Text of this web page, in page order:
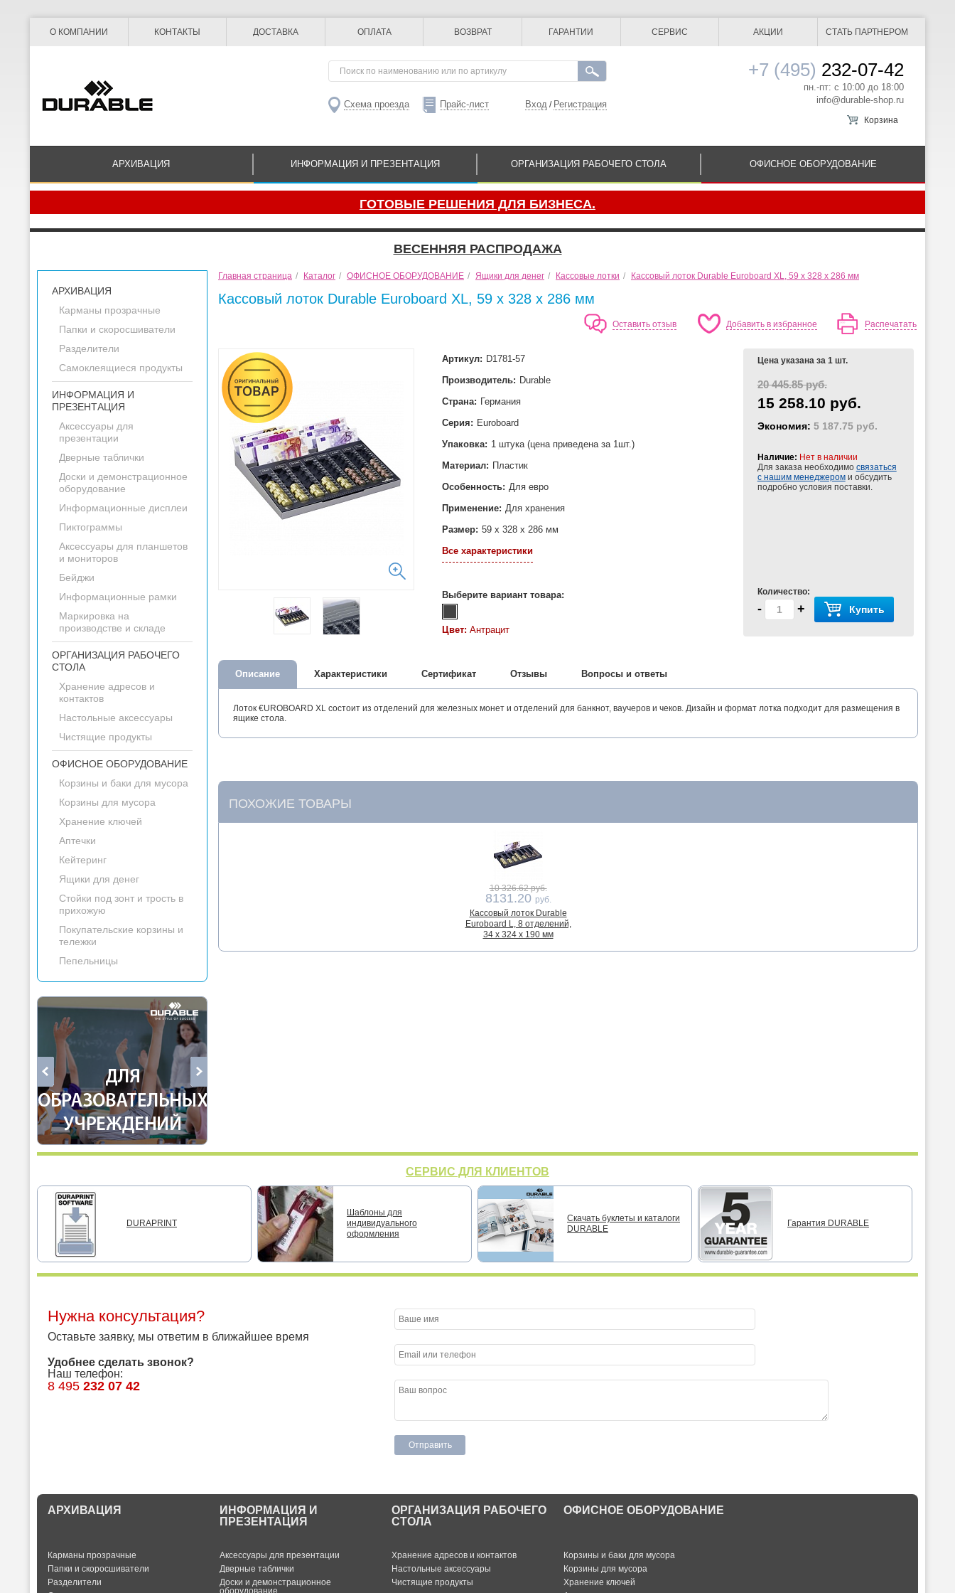
О КОМПАНИИ КОНТАКТЫ ДОСТАВКА ОПЛАТА ВОЗВРАТ ГАРАНТИИ СЕРВИС АКЦИИ СТАТЬ ПАРТНЕРОМ
Схема проезда Прайс-лист Вход / Регистрация
+7 (495) 232-07-42
пн.-пт: с 10:00 до 18:00
info@durable-shop.ru
Корзина
АРХИВАЦИЯ ИНФОРМАЦИЯ И ПРЕЗЕНТАЦИЯ ОРГАНИЗАЦИЯ РАБОЧЕГО СТОЛА ОФИСНОЕ ОБОРУДОВАНИЕ
ГОТОВЫЕ РЕШЕНИЯ ДЛЯ БИЗНЕСА.
ВЕСЕННЯЯ РАСПРОДАЖА
АРХИВАЦИЯ
Карманы прозрачные
Папки и скоросшиватели
Разделители
Самоклеящиеся продукты
ИНФОРМАЦИЯ И
ПРЕЗЕНТАЦИЯ
Аксессуары для
презентации
Дверные таблички
Доски и демонстрационное
оборудование
Информационные дисплеи
Пиктограммы
Аксессуары для планшетов
и мониторов
Бейджи
Информационные рамки
Маркировка на
производстве и складе
ОРГАНИЗАЦИЯ РАБОЧЕГО
СТОЛА
Хранение адресов и
контактов
Настольные аксессуары
Чистящие продукты
ОФИСНОЕ ОБОРУДОВАНИЕ
Корзины и баки для мусора
Корзины для мусора
Хранение ключей
Аптечки
Кейтеринг
Ящики для денег
Стойки под зонт и трость в
прихожую
Покупательские корзины и
тележки
Пепельницы
Главная страница / Каталог / ОФИСНОЕ ОБОРУДОВАНИЕ / Ящики для денег / Кассовые лотки / Кассовый лоток Durable Euroboard XL, 59 x 328 x 286 мм
Кассовый лоток Durable Euroboard XL, 59 x 328 x 286 мм
Распечатать
Добавить в избранное
Оставить отзыв
Артикул: D1781-57
Производитель: Durable
Страна: Германия
Серия: Euroboard
Упаковка: 1 штука (цена приведена за 1шт.)
Материал: Пластик
Особенность: Для евро
Применение: Для хранения
Размер: 59 х 328 х 286 мм
Все характеристики
Выберите вариант товара:
Цвет: Антрацит
Цена указана за 1 шт.
20 445.85 руб.
15 258.10 руб.
Экономия: 5 187.75 руб.
Наличие: Нет в наличии
Для заказа необходимо связаться
с нашим менеджероми обсудить
подробно условия поставки.
Количество:
- + Купить
Описание Характеристики Сертификат Отзывы Вопросы и ответы
Лоток €UROBOARD XL состоит из отделений для железных монет и отделений для банкнот, ваучеров и чеков. Дизайн и формат лотка подходит для размещения в
ящике стола.
ПОХОЖИЕ ТОВАРЫ
10 326.62 руб.
8131.20 руб.
Кассовый лоток Durable
Euroboard L, 8 отделений,
34 x 324 x 190 мм
СЕРВИС ДЛЯ КЛИЕНТОВ
DURAPRINT
Шаблоны для
индивидуального
оформления
Скачать буклеты и каталоги
DURABLE
Гарантия DURABLE
Нужна консультация?
Оставьте заявку, мы ответим в ближайшее время
Удобнее сделать звонок?
Наш телефон:
8 495 232 07 42
АРХИВАЦИЯ
Карманы прозрачные
Папки и скоросшиватели
Разделители
ИНФОРМАЦИЯ И
ПРЕЗЕНТАЦИЯ
Аксессуары для презентации
Дверные таблички
Доски и демонстрационное
оборудование
ОРГАНИЗАЦИЯ РАБОЧЕГО
СТОЛА
Хранение адресов и контактов
Настольные аксессуары
Чистящие продукты
ОФИСНОЕ ОБОРУДОВАНИЕ
Корзины и баки для мусора
Корзины для мусора
Хранение ключей